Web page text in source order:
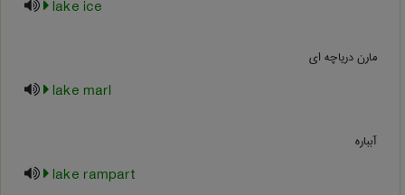
lake ice
مارن دریاچه ای
lake marl
آبباره
lake rampart